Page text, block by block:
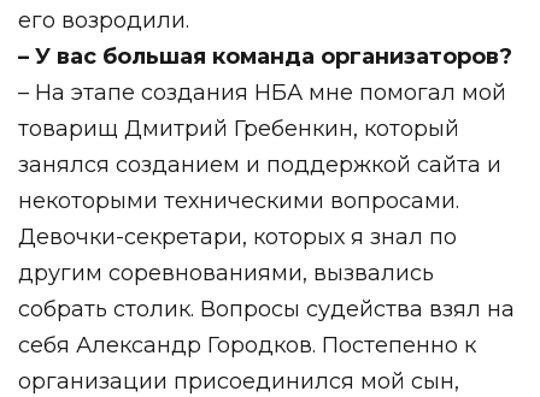
его возродили.
– У вас большая команда организаторов?
– На этапе создания НБА мне помогал мой
товарищ Дмитрий Гребенкин, который
занялся созданием и поддержкой сайта и
некоторыми техническими вопросами.
Девочки-секретари, которых я знал по
другим соревнованиями, вызвались
собрать столик. Вопросы судейства взял на
себя Александр Городков. Постепенно к
организации присоединился мой сын,